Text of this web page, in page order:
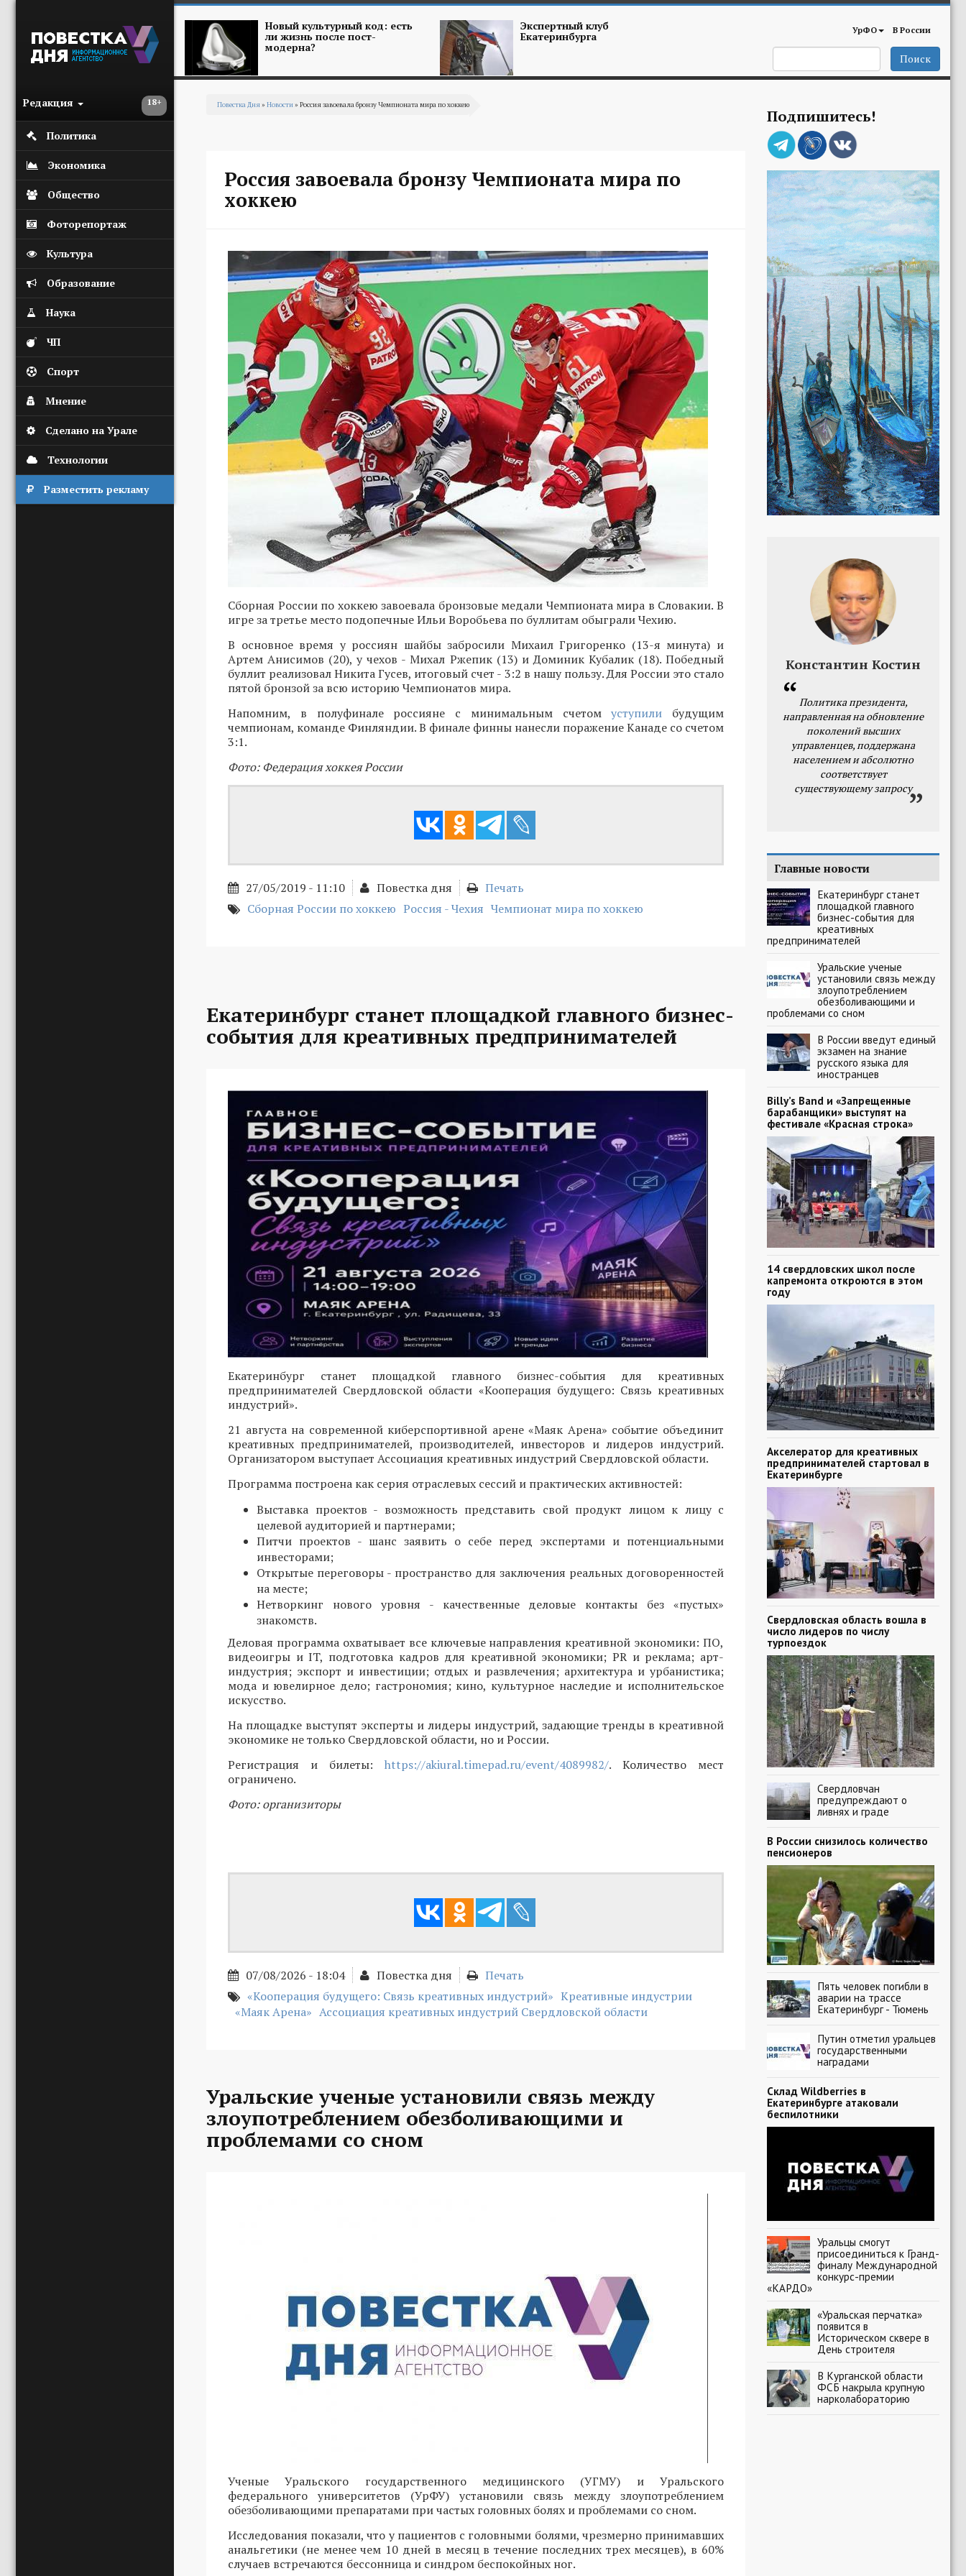
18+
Редакция
Политика
Экономика
Общество
Фоторепортаж
Культура
Образование
Наука
ЧП
Спорт
Мнение
Сделано на Урале
Технологии
Разместить рекламу
Новый культурный код: есть
ли жизнь после пост-
модерна?
Экспертный клуб
Екатеринбурга УрФО В России
Поиск
Повестка Дня» Новости» Россия завоевала бронзу Чемпионата мира по хоккею
Россия завоевала бронзу Чемпионата мира по
хоккею
Сборная России по хоккею завоевала бронзовые медали Чемпионата мира в Словакии. В
игре за третье место подопечные Ильи Воробьева по буллитам обыграли Чехию.
В основное время у россиян шайбы забросили Михаил Григоренко (13-я минута) и
Артем Анисимов (20), у чехов - Михал Ржепик (13) и Доминик Кубалик (18). Победный
буллит реализовал Никита Гусев, итоговый счет - 3:2 в нашу пользу. Для России это стало
пятой бронзой за всю историю Чемпионатов мира.
Напомним, в полуфинале россияне с минимальным счетомуступили будущим
чемпионам, команде Финляндии. В финале финны нанесли поражение Канаде со счетом
3:1.
Фото: Федерация хоккея России
27/05/2019 - 11:10 Повестка дня
Печать
Сборная России по хоккею Россия - Чехия Чемпионат мира по хоккею
Екатеринбург станет площадкой главного бизнес-
события для креативных предпринимателей
Екатеринбург станет площадкой главного бизнес-события для креативных
предпринимателей Свердловской области «Кооперация будущего: Связь креативных
индустрий».
21 августа на современной киберспортивной арене «Маяк Арена» событие объединит
креативных предпринимателей, производителей, инвесторов и лидеров индустрий.
Организатором выступает Ассоциация креативных индустрий Свердловской области.
Программа построена как серия отраслевых сессий и практических активностей:
Выставка проектов - возможность представить свой продукт лицом к лицу с
целевой аудиторией и партнерами;
Питчи проектов - шанс заявить о себе перед экспертами и потенциальными
инвесторами;
Открытые переговоры - пространство для заключения реальных договоренностей
на месте;
Нетворкинг нового уровня - качественные деловые контакты без «пустых»
знакомств.
Деловая программа охватывает все ключевые направления креативной экономики: ПО,
видеоигры и IT, подготовка кадров для креативной экономики; PR и реклама; арт-
индустрия; экспорт и инвестиции; отдых и развлечения; архитектура и урбанистика;
мода и ювелирное дело; гастрономия; кино, культурное наследие и исполнительское
искусство.
На площадке выступят эксперты и лидеры индустрий, задающие тренды в креативной
экономике не только Свердловской области, но и России.
Регистрация и билеты: https://akiural.timepad.ru/event/4089982/. Количество мест
ограничено.
Фото: организиторы
07/08/2026 - 18:04 Повестка дня
Печать
«Кооперация будущего: Связь креативных индустрий» Креативные индустрии
«Маяк Арена» Ассоциация креативных индустрий Свердловской области
Уральские ученые установили связь между
злоупотреблением обезболивающими и
проблемами со сном
Ученые Уральского государственного медицинского (УГМУ) и Уральского
федерального университетов (УрФУ) установили связь между злоупотреблением
обезболивающими препаратами при частых головных болях и проблемами со сном.
Исследования показали, что у пациентов с головными болями, чрезмерно принимавших
анальгетики (не менее чем 10 дней в месяц в течение последних трех месяцев), в 60%
случаев встречаются бессонница и синдром беспокойных ног.
Подпишитесь!
Константин Костин
Политика президента,
направленная на обновление
поколений высших
управленцев, поддержана
населением и абсолютно
соответствует
существующему запросу
Главные новости
Екатеринбург станет
площадкой главного
бизнес-события для
креативных
предпринимателей
Уральские ученые
установили связь между
злоупотреблением
обезболивающими и
проблемами со сном
В России введут единый
экзамен на знание
русского языка для
иностранцев
Billy’s Band и «Запрещенные
барабанщики» выступят на
фестивале «Красная строка»
14 свердловских школ после
капремонта откроются в этом
году
Акселератор для креативных
предпринимателей стартовал в
Екатеринбурге
Свердловская область вошла в
число лидеров по числу
турпоездок
Свердловчан
предупреждают о
ливнях и граде
В России снизилось количество
пенсионеров
Пять человек погибли в
аварии на трассе
Екатеринбург - Тюмень
Путин отметил уральцев
государственными
наградами
Склад Wildberries в
Екатеринбурге атаковали
беспилотники
Уральцы смогут
присоединиться к Гранд-
финалу Международной
конкурс-премии
«КАРДО»
«Уральская перчатка»
появится в
Историческом сквере в
День строителя
В Курганской области
ФСБ накрыла крупную
нарколабораторию